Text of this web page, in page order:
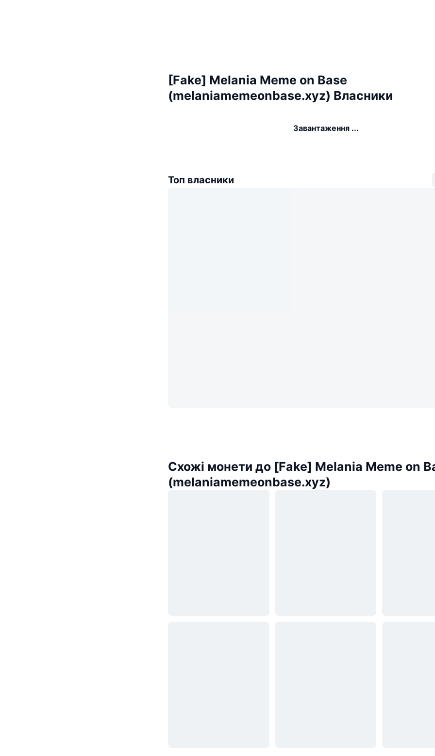
[Fake] Melania Meme on Base
(melaniamemeonbase.xyz) Власники
Завантаження ...
Топ власники
Схожі монети до [Fake] Melania Meme on
(melaniamemeonbase.xyz)